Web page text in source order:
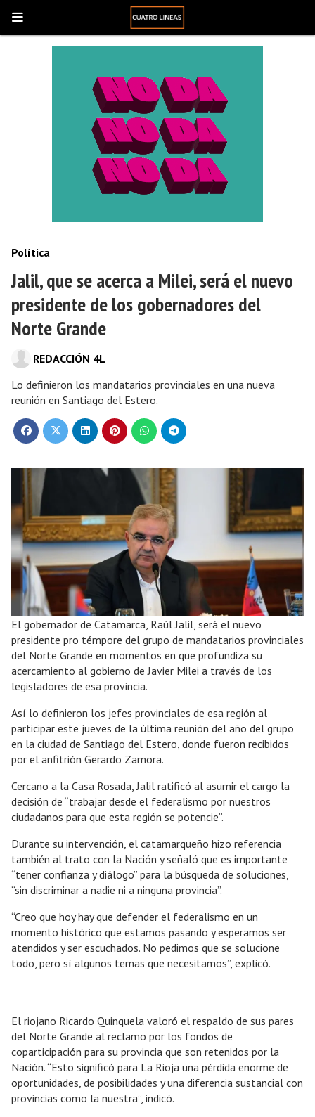
Jalil, que se acerca a Milei, será el nuevo
presidente de los gobernadores del
Norte Grande
Lo definieron los mandatarios provinciales en una nueva
reunión en Santiago del Estero.
Política
REDACCIÓN 4L
El gobernador de Catamarca, Raúl Jalil, será el nuevo
presidente pro témpore del grupo de mandatarios provinciales
del Norte Grande en momentos en que profundiza su
acercamiento al gobierno de Javier Milei a través de los
legisladores de esa provincia.
Así lo definieron los jefes provinciales de esa región al
participar este jueves de la última reunión del año del grupo
en la ciudad de Santiago del Estero, donde fueron recibidos
por el anfitrión Gerardo Zamora.
Cercano a la Casa Rosada, Jalil ratificó al asumir el cargo la
decisión de “trabajar desde el federalismo por nuestros
ciudadanos para que esta región se potencie”.
Durante su intervención, el catamarqueño hizo referencia
también al trato con la Nación y señaló que es importante
“tener confianza y diálogo” para la búsqueda de soluciones,
“sin discriminar a nadie ni a ninguna provincia”.
“Creo que hoy hay que defender el federalismo en un
momento histórico que estamos pasando y esperamos ser
atendidos y ser escuchados. No pedimos que se solucione
todo, pero sí algunos temas que necesitamos”, explicó.
El riojano Ricardo Quinquela valoró el respaldo de sus pares
del Norte Grande al reclamo por los fondos de
coparticipación para su provincia que son retenidos por la
Nación. “Esto significó para La Rioja una pérdida enorme de
oportunidades, de posibilidades y una diferencia sustancial con
provincias como la nuestra”, indicó.